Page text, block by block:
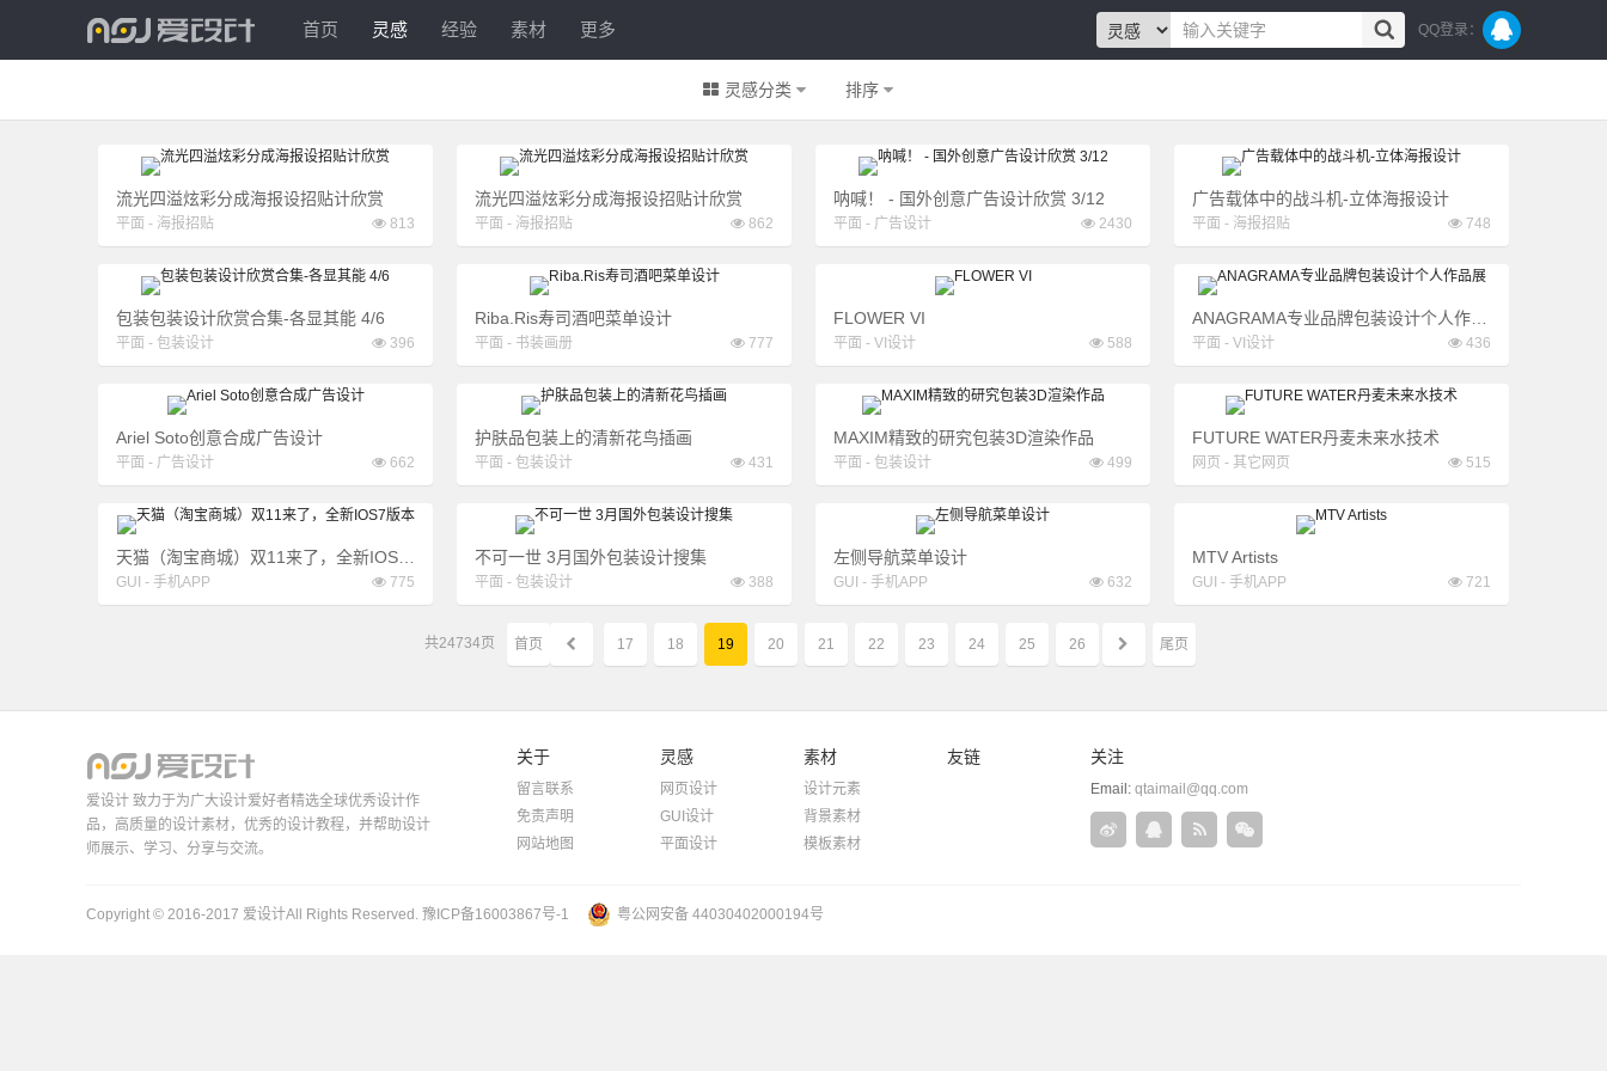
爱 首页 灵感 经验 素材 更多 QQ登录：
灵感分类 排序
流光四溢炫彩分成海报设招贴计欣赏
平面 - 海报招贴 813
流光四溢炫彩分成海报设招贴计欣赏
平面 - 海报招贴 862
呐喊！ - 国外创意广告设计欣赏 3/12
平面 - 广告设计 2430
广告载体中的战斗机-立体海报设计
平面 - 海报招贴 748
包装包装设计欣赏合集-各显其能 4/6
平面 - 包装设计 396
Riba.Ris寿司酒吧菜单设计
平面 - 书装画册 777
FLOWER VI
平面 - VI设计 588 平面 - VI设计 436
Ariel Soto创意合成广告设计
平面 - 广告设计 662
护肤品包装上的清新花鸟插画
平面 - 包装设计 431
MAXIM精致的研究包装3D渲染作品
平面 - 包装设计 499
FUTURE WATER丹麦未来水技术
网页 - 其它网页 515
GUI - 手机APP 775
不可一世 3月国外包装设计搜集
平面 - 包装设计 388
左侧导航菜单设计
GUI - 手机APP 632
MTV Artists
GUI - 手机APP 721
共24734页 首页 17 18 19 20 21 22 23 24 25 26 尾页
爱设计 致力于为广大设计爱好者精选全球优秀设计作
品，高质量的设计素材，优秀的设计教程，并帮助设计
师展示、学习、分享与交流。
关于
留言联系
免责声明
网站地图
灵感
网页设计
GUI设计
平面设计
素材
设计元素
背景素材
模板素材
友链 关注
Email: qtaimail@qq.com
rss
Copyright © 2016-2017 爱设计All Rights Reserved. 豫ICP备16003867号-1 粤公网安备 44030402000194号